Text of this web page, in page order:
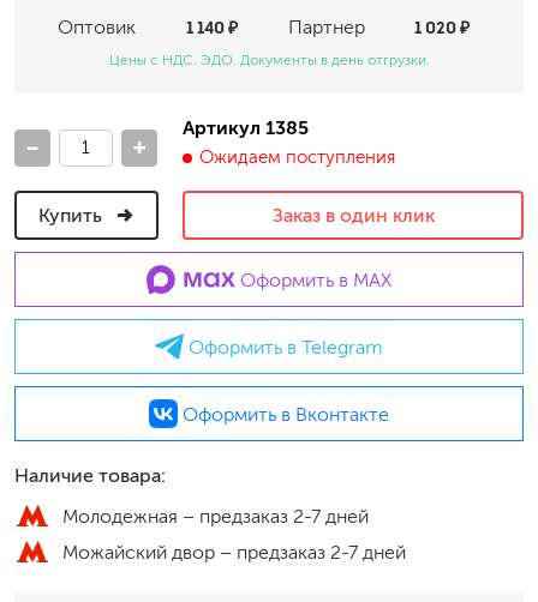
Оптовик Партнер
1 140 ₽ 1 020 ₽
Цены с НДС. ЭДО. Документы в день отгрузки.
- +
Артикул 1385
Ожидаем поступления
Купить Заказ в один клик
Оформить в MAX
Оформить в Telegram
Оформить в Вконтакте
Наличие товара:
Молодежная – предзаказ 2-7 дней
Можайский двор – предзаказ 2-7 дней